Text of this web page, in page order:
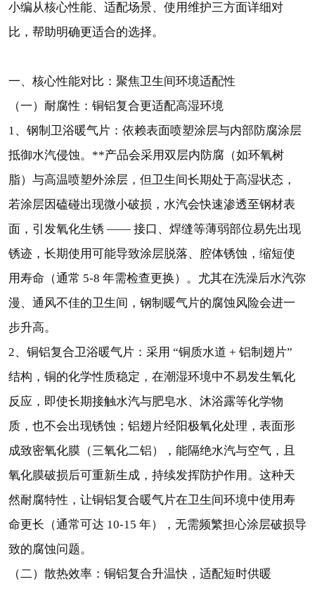
小编从核心性能、适配场景、使用维护三方面详细对
比，帮助明确更适合的选择。
一、核心性能对比：聚焦卫生间环境适配性
（一）耐腐性：铜铝复合更适配高湿环境
1、钢制卫浴暖气片：依赖表面喷塑涂层与内部防腐涂层
抵御水汽侵蚀。**产品会采用双层内防腐（如环氧树
脂）与高温喷塑外涂层，但卫生间长期处于高湿状态，
若涂层因磕碰出现微小破损，水汽会快速渗透至钢材表
面，引发氧化生锈 —— 接口、焊缝等薄弱部位易先出现
锈迹，长期使用可能导致涂层脱落、腔体锈蚀，缩短使
用寿命（通常 5-8 年需检查更换）。尤其在洗澡后水汽弥
漫、通风不佳的卫生间，钢制暖气片的腐蚀风险会进一
步升高。
2、铜铝复合卫浴暖气片：采用 “铜质水道 + 铝制翅片”
结构，铜的化学性质稳定，在潮湿环境中不易发生氧化
反应，即使长期接触水汽与肥皂水、沐浴露等化学物
质，也不会出现锈蚀；铝翅片经阳极氧化处理，表面形
成致密氧化膜（三氧化二铝），能隔绝水汽与空气，且
氧化膜破损后可重新生成，持续发挥防护作用。这种天
然耐腐特性，让铜铝复合暖气片在卫生间环境中使用寿
命更长（通常可达 10-15 年），无需频繁担心涂层破损导
致的腐蚀问题。
（二）散热效率：铜铝复合升温快，适配短时供暖